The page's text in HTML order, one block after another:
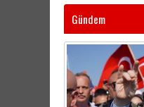
Gündem